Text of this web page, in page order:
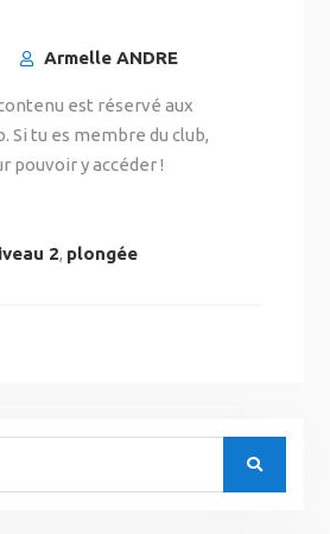
Armelle ANDRE
est réservé aux
Si tu es membre du club,
pouvoir y accéder !
2, plongée